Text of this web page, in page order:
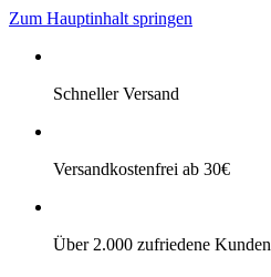
Zum Hauptinhalt springen
Schneller Versand
Versandkostenfrei ab 30€
Über 2.000 zufriedene Kunden